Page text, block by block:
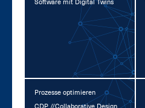
Soft­ware mit Di­gi­tal Twins
Prozesse optimieren